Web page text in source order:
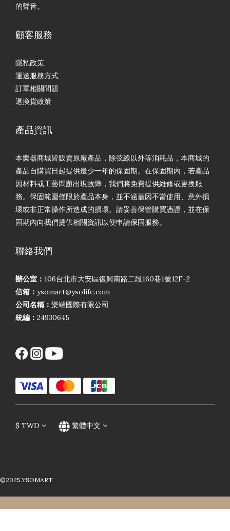
的聲音。
顧客服務
隱私政策
運送服務方式
訂單相關問題
退換貨政策
產品資訊
本樂器商城皆販賣原廠產品，除弦線以外等消耗品，本商城的
產品自購買日起提供最少一年的保固期。在保固期內，若產品
因材料或工藝問題出現故障，我們將免費提供維修或更換服
務。保固範圍僅限於產品本身，並不涵蓋因不當使用、意外損
壞或非正常操作所造成的損壞。請妥善保管購買憑證，並在保
固期內向我們提供相關資訊以便申請保固服務。
聯絡我們
辦公室： 106台北市大安區復興南路二段160巷1號12F-2
信箱： ysomart@ysolife.com
公司名稱： 樂端國際有限公司
統編： 24930645
$ TWD 繁體中文
©2025.YSOMART